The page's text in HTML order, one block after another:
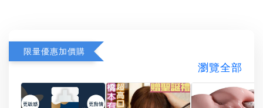
限量優惠加價購
瀏覽全部